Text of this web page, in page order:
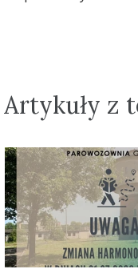
Artykuły z